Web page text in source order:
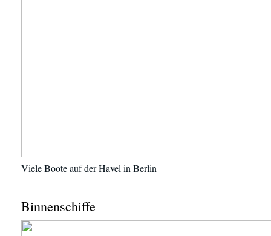
Viele Boote auf der Havel in Berlin
Binnenschiffe